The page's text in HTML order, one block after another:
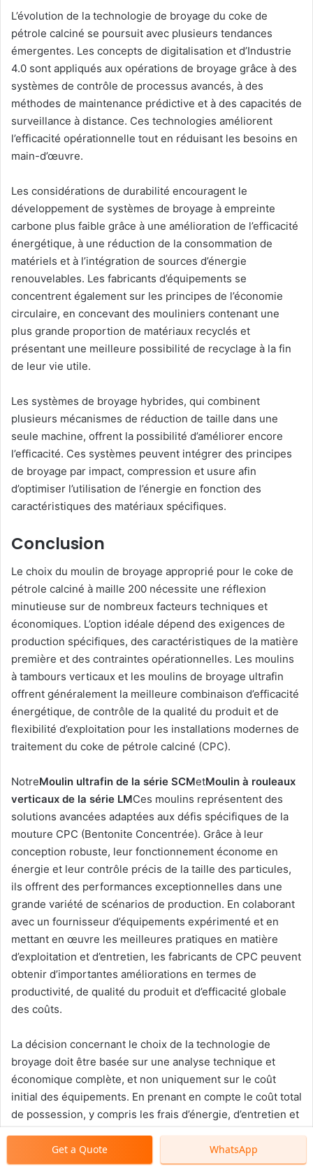
L’évolution de la technologie de broyage du coke de
pétrole calciné se poursuit avec plusieurs tendances
émergentes. Les concepts de digitalisation et d’Industrie
4.0 sont appliqués aux opérations de broyage grâce à des
systèmes de contrôle de processus avancés, à des
méthodes de maintenance prédictive et à des capacités de
surveillance à distance. Ces technologies améliorent
l’efficacité opérationnelle tout en réduisant les besoins en
main-d’œuvre.
Les considérations de durabilité encouragent le
développement de systèmes de broyage à empreinte
carbone plus faible grâce à une amélioration de l’efficacité
énergétique, à une réduction de la consommation de
matériels et à l’intégration de sources d’énergie
renouvelables. Les fabricants d’équipements se
concentrent également sur les principes de l’économie
circulaire, en concevant des mouliniers contenant une
plus grande proportion de matériaux recyclés et
présentant une meilleure possibilité de recyclage à la fin
de leur vie utile.
Les systèmes de broyage hybrides, qui combinent
plusieurs mécanismes de réduction de taille dans une
seule machine, offrent la possibilité d’améliorer encore
l’efficacité. Ces systèmes peuvent intégrer des principes
de broyage par impact, compression et usure afin
d’optimiser l’utilisation de l’énergie en fonction des
caractéristiques des matériaux spécifiques.
Conclusion
Le choix du moulin de broyage approprié pour le coke de
pétrole calciné à maille 200 nécessite une réflexion
minutieuse sur de nombreux facteurs techniques et
économiques. L’option idéale dépend des exigences de
production spécifiques, des caractéristiques de la matière
première et des contraintes opérationnelles. Les moulins
à tambours verticaux et les moulins de broyage ultrafin
offrent généralement la meilleure combinaison d’efficacité
énergétique, de contrôle de la qualité du produit et de
flexibilité d’exploitation pour les installations modernes de
traitement du coke de pétrole calciné (CPC).
NotreMoulin ultrafin de la série SCMetMoulin à rouleaux
verticaux de la série LMCes moulins représentent des
solutions avancées adaptées aux défis spécifiques de la
mouture CPC (Bentonite Concentrée). Grâce à leur
conception robuste, leur fonctionnement économe en
énergie et leur contrôle précis de la taille des particules,
ils offrent des performances exceptionnelles dans une
grande variété de scénarios de production. En colaborant
avec un fournisseur d’équipements expérimenté et en
mettant en œuvre les meilleures pratiques en matière
d’exploitation et d’entretien, les fabricants de CPC peuvent
obtenir d’importantes améliorations en termes de
productivité, de qualité du produit et d’efficacité globale
des coûts.
La décision concernant le choix de la technologie de
broyage doit être basée sur une analyse technique et
économique complète, et non uniquement sur le coût
initial des équipements. En prenant en compte le coût total
de possession, y compris les frais d’énergie, d’entretien et
les technologies de broyage avancées offrent une plus
grande valeur pour les applications dans le domaine du
Get a Quote WhatsApp